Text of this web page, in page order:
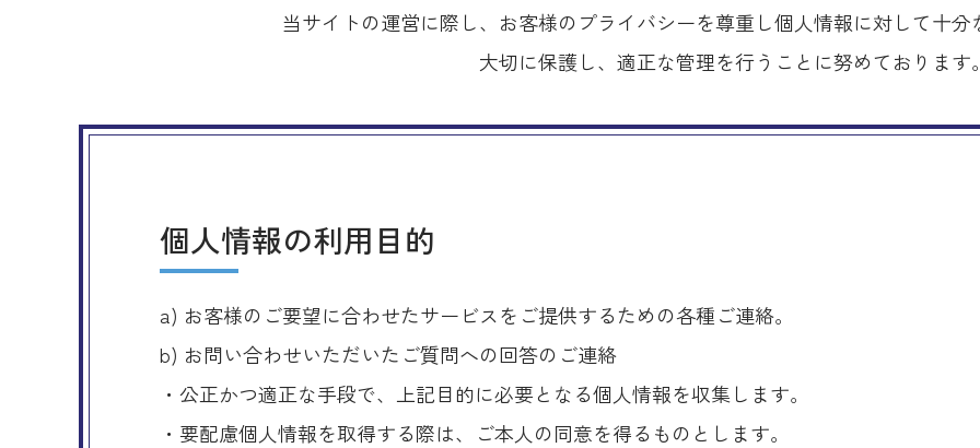
当サイトの運営に際し、お客様のプライバシーを尊重し個人情報に対して十分
大切に保護し、適正な管理を行うことに努めております。
個人情報の利用目的
a) お客様のご要望に合わせたサービスをご提供するための各種ご連絡。
b) お問い合わせいただいたご質問への回答のご連絡
・公正かつ適正な手段で、上記目的に必要となる個人情報を収集します。
・要配慮個人情報を取得する際は、ご本人の同意を得るものとします。